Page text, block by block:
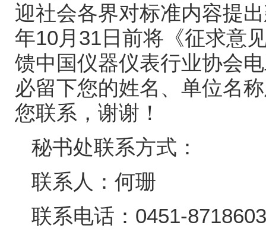
迎社会各界对标准内容提
年10月 31日前将《征求意
馈中国仪器仪表行业协会
必留下您的姓名、单位名
您联系，谢谢！
秘书处联系方式：
联系人：何珊
联系电话： 0451-